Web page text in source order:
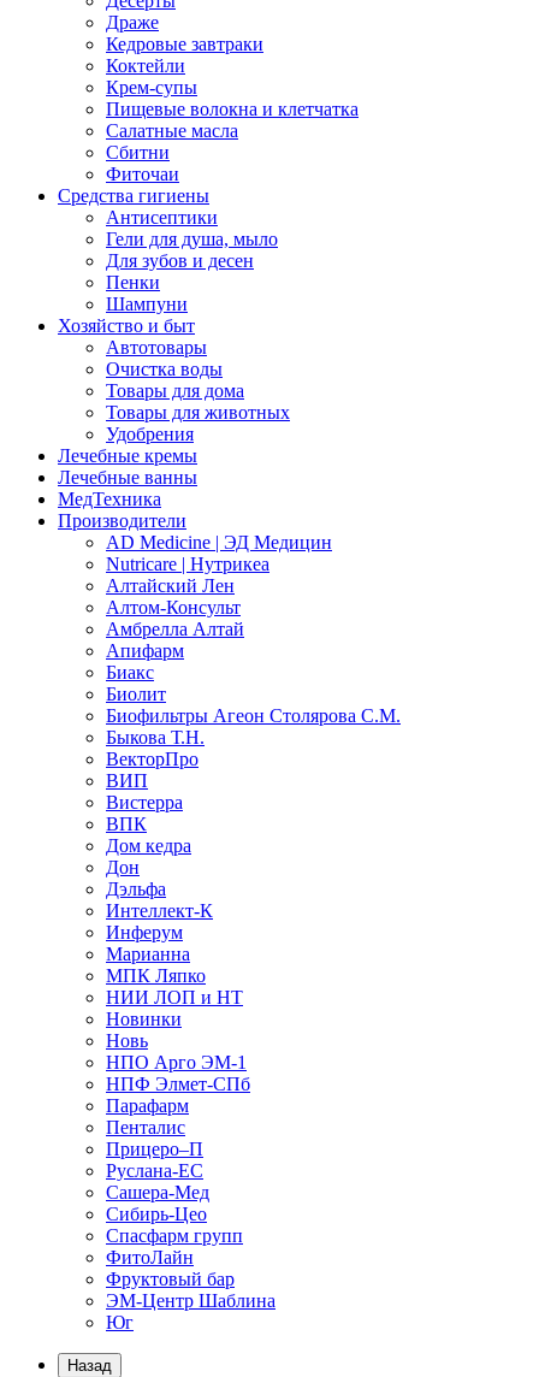
Драже
Кедровые завтраки
Коктейли
Крем-супы
Пищевые волокна и клетчатка
Салатные масла
Сбитни
Фиточаи
Средства гигиены
Антисептики
Гели для душа, мыло
Для зубов и десен
Пенки
Шампуни
Хозяйство и быт
Автотовары
Очистка воды
Товары для дома
Товары для животных
Удобрения
Лечебные кремы
Лечебные ванны
МедТехника
Производители
AD Medicine | ЭД Медицин
Nutricare | Нутрикеа
Алтайский Лен
Алтом-Консульт
Амбрелла Алтай
Апифарм
Биакс
Биолит
Биофильтры Агеон Столярова С.М.
Быкова Т.Н.
ВекторПро
ВИП
Вистерра
ВПК
Дом кедра
Дон
Дэльфа
Интеллект-К
Инферум
Марианна
МПК Ляпко
НИИ ЛОП и НТ
Новинки
Новь
НПО Арго ЭМ-1
НПФ Элмет-СПб
Парафарм
Пенталис
Прицеро–П
Руслана-ЕС
Сашера-Мед
Сибирь-Цео
Спасфарм групп
ФитоЛайн
Фруктовый бар
ЭМ-Центр Шаблина
Юг
Назад